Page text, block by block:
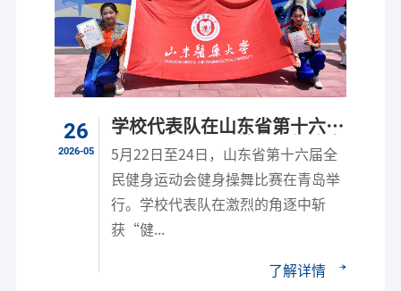
26
2026-05
学校代表队在山东省第十六届
全民健身运动会健身操舞比赛
中创佳绩
5月22日至24日，山东省第十六届全
民健身运动会健身操舞比赛在青岛举
行。学校代表队在激烈的角逐中斩
获“健...
了解详情